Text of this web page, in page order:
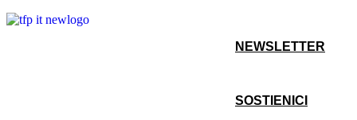
NEWSLETTER
SOSTIENICI